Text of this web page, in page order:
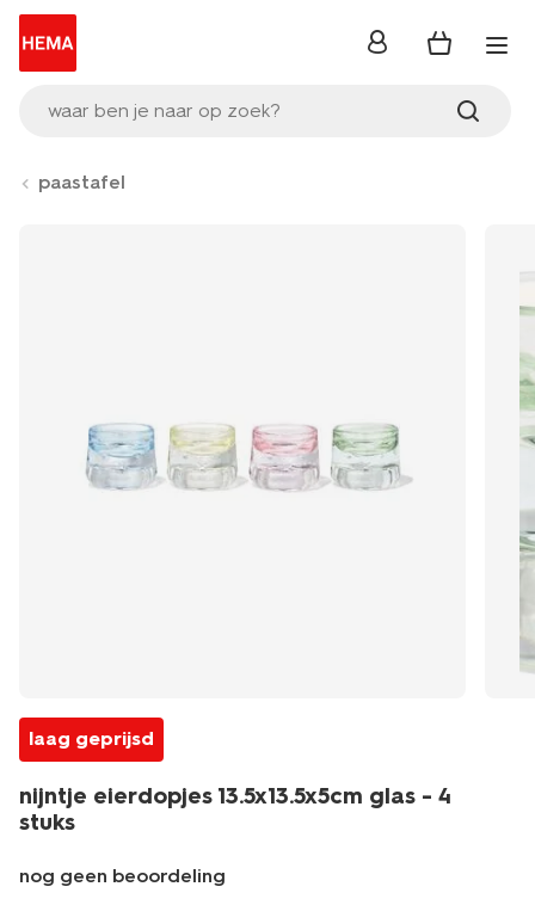
waar ben je naar op zoek?
inloggen
paastafel
laag geprijsd
nijntje eierdopjes 13.5x13.5x5cm glas - 4
stuks
nog geen beoordeling